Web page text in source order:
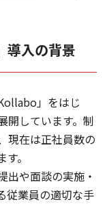
入の背景
」をはじ
開しています。制
現在は正社員数の
。
出や面談の実施・
従業員の適切な手